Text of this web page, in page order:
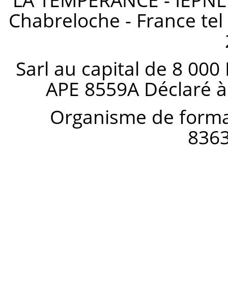
Chabreloche - France
Sarl au capital de 8 000
APE 8559A Déclaré
Organisme de